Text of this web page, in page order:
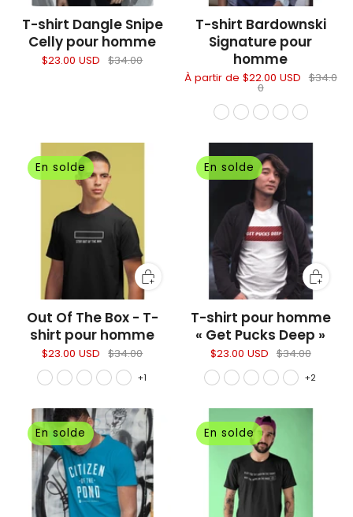
T-shirt Dangle Snipe
Celly pour homme
$23.00 USD $34.00
T-shirt Bardownski
Signature pour
homme
À partir de $22.00 USD $34.0
0
En solde
Out Of The Box - T-
shirt pour homme
$23.00 USD $34.00
+1
En solde
T-shirt pour homme
« Get Pucks Deep »
$23.00 USD $34.00
+2
En solde En solde